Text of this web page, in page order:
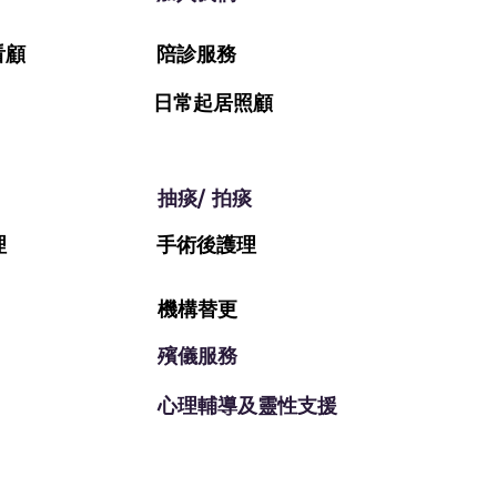
顧 ​陪診服務
日常起居照顧
抽痰/ 拍痰
手術後護理
機構替更
殯儀服務
心理輔導及靈性支援